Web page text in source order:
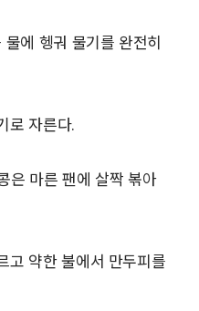
에 헹궈 물기를 완전히
로 자른다.
은 마른 팬에 살짝 볶아
고 약한 불에서 만두피를